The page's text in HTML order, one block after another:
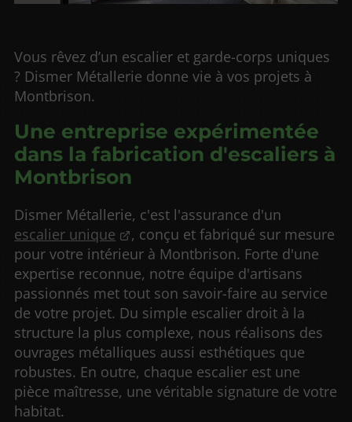
Vous rêvez d’un escalier et garde-corps uniques
? Dismer Métallerie donne vie à vos projets à
Montbrison.
Une entreprise expérimentée
dans la fabrication d'escaliers à
Montbrison
Dismer Métallerie, c'est l'assurance d'un
escalier unique
, conçu et fabriqué sur mesure
pour votre intérieur à Montbrison. Forte d'une
expertise reconnue, notre équipe d'artisans
passionnés met tout son savoir-faire au service
de votre projet. Du simple escalier droit à la
structure la plus complexe, nous réalisons des
ouvrages métalliques aussi esthétiques que
robustes. En outre, chaque escalier est une
pièce maîtresse, une véritable signature de votre
habitat.